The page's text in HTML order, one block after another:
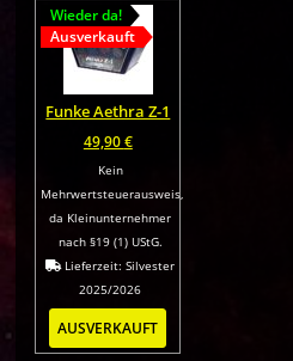
Wieder da!
Ausverkauft
Funke Aethra Z-1
49,90€
Kein
Mehrwertsteuerausweis,
da Kleinunternehmer
nach §19 (1) UStG.
Lieferzeit:Silvester
2025/2026
AUSVERKAUFT